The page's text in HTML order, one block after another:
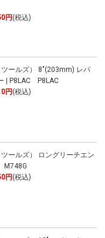
円 (税込)
ツールズ） 8"(203mm) レバ
| P8LAC P8LAC
円 (税込)
ールズ） ロングリーチエン
M748G
円 (税込)